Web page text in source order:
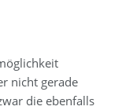
nicht gerade
die ebenfalls